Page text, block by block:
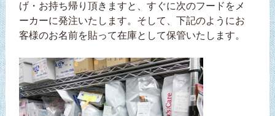
げ・お持ち帰り頂きますと、すぐに次のフードをメ
ーカーに発注いたします。そして、下記のようにお
客様のお名前を貼って在庫として保管いたします。